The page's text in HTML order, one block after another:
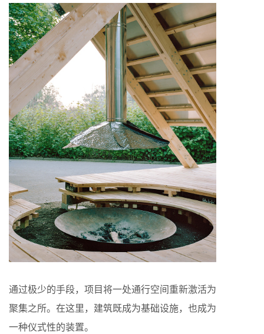
通过极少的手段，项目将一处通行空间重新激活为
聚集之所。在这里，建筑既成为基础设施，也成为
一种仪式性的装置。